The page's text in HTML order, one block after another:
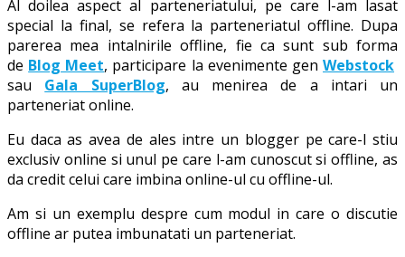
Al doilea aspect al parteneriatului, pe care l-am lasat
special la final, se refera la parteneriatul offline. Dupa
parerea mea intalnirile offline, fie ca sunt sub forma
de Blog Meet, participare la evenimente genWebstock
sau Gala SuperBlog, au menirea de a intari un
parteneriat online.
Eu daca as avea de ales intre un blogger pe care-l stiu
exclusiv online si unul pe care l-am cunoscut si offline, as
da credit celui care imbina online-ul cu offline-ul.
Am si un exemplu despre cum modul in care o discutie
offline ar putea imbunatati un parteneriat.